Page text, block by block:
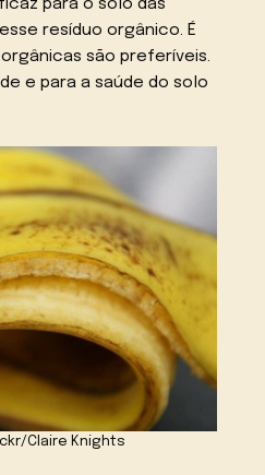
para o solo das
resíduo orgânico. É
são preferíveis.
e para a saúde do solo
Claire Knights